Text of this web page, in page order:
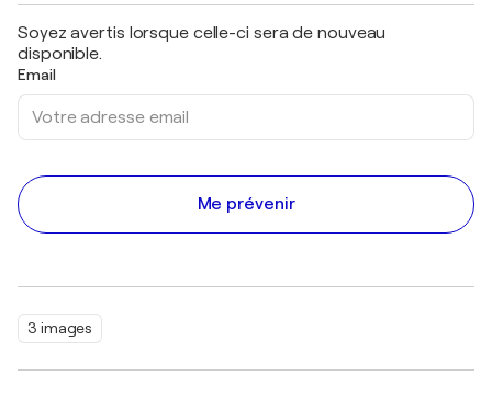
3 images
Soyez avertis lorsque celle-ci sera de nouveau
disponible.
Email
Me prévenir